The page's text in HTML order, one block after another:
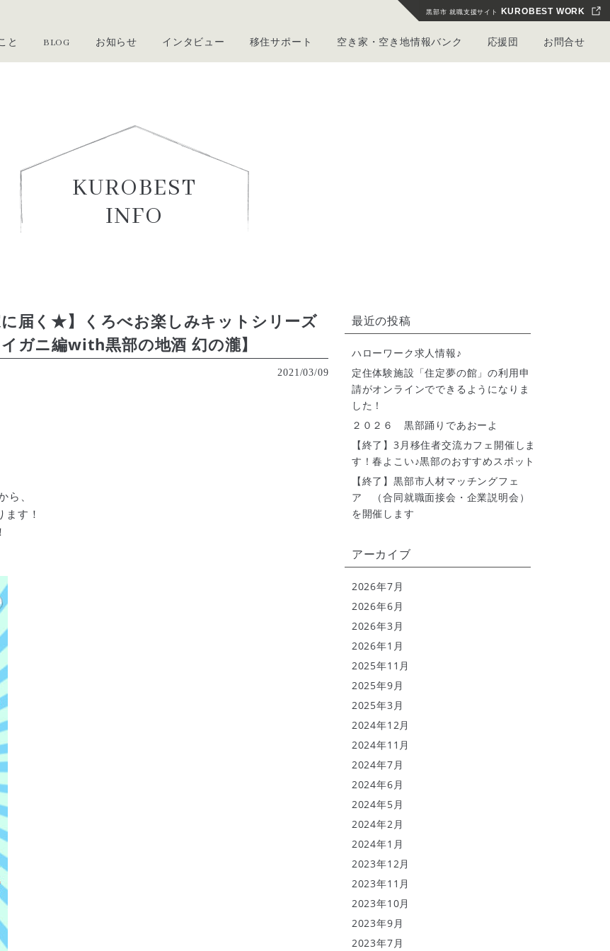
と BLOG お知らせ インタビュー 移住サポート 空き家・空き地情報バンク
内
登録申請フォーム
応援団 お問合せ
黒部市 就職支援サイト KUROBEST WORK
KUROBEST
INFO
に届く★】くろべお楽しみキットシリーズ
ガニ編with黒部の地酒 幻の瀧】
2021/03/09
ら、
す！
最近の投稿
ハローワーク求人情報♪
定住体験施設「住定夢の館」の利用申
請がオンラインでできるようになりま
した！
２０２６ 黒部踊りであおーよ
【終了】3月移住者交流カフェ開催しま
す！春よこい♪黒部のおすすめスポット
【終了】黒部市人材マッチングフェ
ア （合同就職面接会・企業説明会）
を開催します
アーカイブ
2026年7月
2026年6月
2026年3月
2026年1月
2025年11月
2025年9月
2025年3月
2024年12月
2024年11月
2024年7月
2024年6月
2024年5月
2024年2月
2024年1月
2023年12月
2023年11月
2023年10月
2023年9月
2023年7月